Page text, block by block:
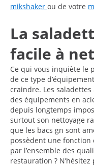
mikshaker ou de votre
La
facile à
Ce qui vous inquiète le
de ce type
craindre. Les saladettes
des équipements en
depuis longtemps
surtout son nettoyage
que les bacs gn sont
possèdent une fonction
par l’ensemble des
restauration ?